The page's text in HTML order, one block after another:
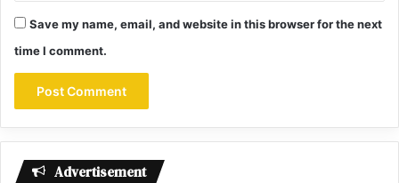
Save my name, email, and website in this browser for the next
time I comment.
Advertisement